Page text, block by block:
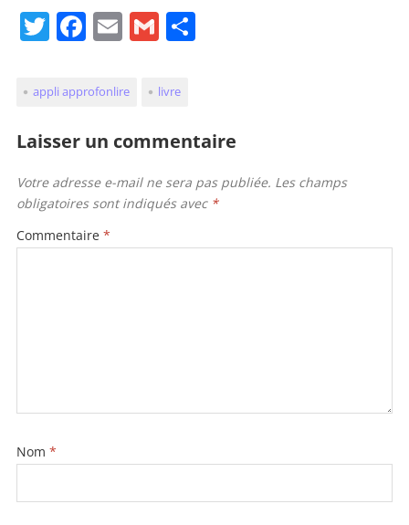
T
itt
F
c
b
o
o
k
E
ai
G
ai
P
er
appli approfonlire livre
Laisser un commentaire
Votre adresse e-mail ne sera pas publiée. Les champs
obligatoires sont indiqués avec *
Commentaire *
Nom *